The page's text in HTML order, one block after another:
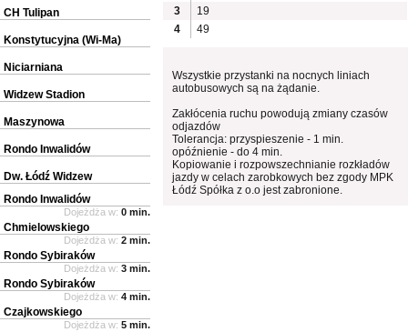
3
19
4
49
Wszystkie przystanki na nocnych liniach
autobusowych są na żądanie.
Zakłócenia ruchu powodują zmiany czasów
odjazdów
Tolerancja: przyspieszenie - 1 min.
opóźnienie - do 4 min.
Kopiowanie i rozpowszechnianie rozkładów
jazdy w celach zarobkowych bez zgody MPK
Łódź Spółka z o.o jest zabronione.
CH Tulipan
Konstytucyjna (Wi-Ma)
Niciarniana
Widzew Stadion
Maszynowa
Rondo Inwalidów
Dw. Łódź Widzew
Rondo Inwalidów
Dojeżdża w: 0 min.
Chmielowskiego
Dojeżdża w: 2 min.
Rondo Sybiraków
Dojeżdża w: 3 min.
Rondo Sybiraków
Dojeżdża w: 4 min.
Czajkowskiego
Dojeżdża w: 5 min.